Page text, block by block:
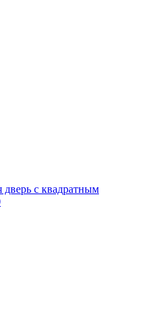
с квадратным